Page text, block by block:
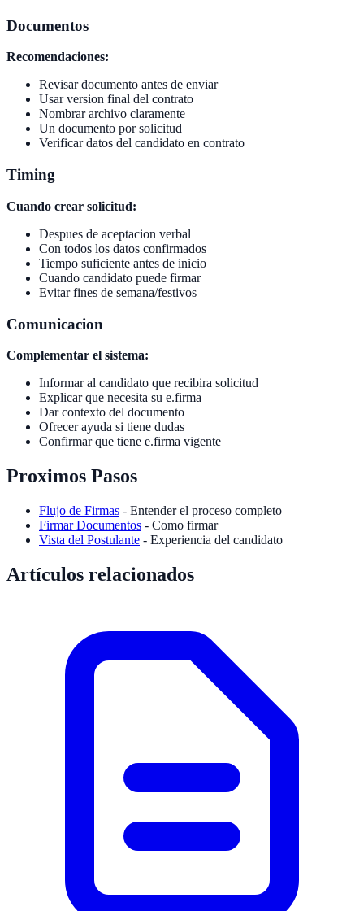
Documentos
Recomendaciones:
Revisar documento antes de enviar
Usar version final del contrato
Nombrar archivo claramente
Un documento por solicitud
Verificar datos del candidato en contrato
Timing
Cuando crear solicitud:
Despues de aceptacion verbal
Con todos los datos confirmados
Tiempo suficiente antes de inicio
Cuando candidato puede firmar
Evitar fines de semana/festivos
Comunicacion
Complementar el sistema:
Informar al candidato que recibira solicitud
Explicar que necesita su e.firma
Dar contexto del documento
Ofrecer ayuda si tiene dudas
Confirmar que tiene e.firma vigente
Proximos Pasos
Flujo de Firmas - Entender el proceso completo
Firmar Documentos - Como firmar
Vista del Postulante - Experiencia del candidato
Artículos relacionados